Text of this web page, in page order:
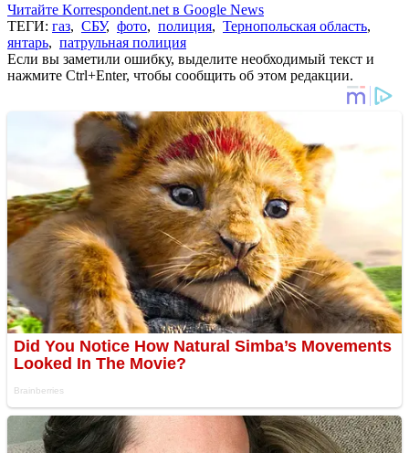
Читайте Korrespondent.net в Google News
ТЕГИ: газ, СБУ, фото, полиция, Тернопольская область,
янтарь, патрульная полиция
Если вы заметили ошибку, выделите необходимый текст и
нажмите Ctrl+Enter, чтобы сообщить об этом редакции.